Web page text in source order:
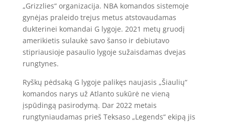
„Grizzlies“ organizacija. NBA komandos sistemoje
gynėjas praleido trejus metus atstovaudamas
dukterinei komandai G lygoje. 2021 metų gruodį
amerikietis sulaukė savo šanso ir debiutavo
stipriausioje pasaulio lygoje sužaisdamas dvejas
rungtynes.
Ryškų pėdsaką G lygoje palikęs naujasis „Šiaulių“
komandos narys už Atlanto sukūrė ne vieną
įspūdingą pasirodymą. Dar 2022 metais
rungtyniaudamas prieš Teksaso „Legends“ ekipą jis